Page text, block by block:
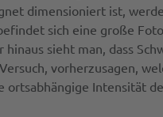
dimensioniert ist,
sich eine große
sieht man, dass
vorherzusagen,
Intensität